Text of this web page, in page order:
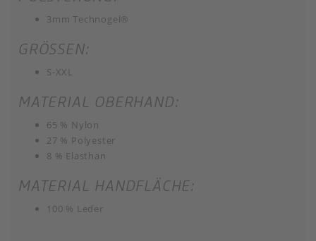
3mm Technogel®
GRÖSSEN:
S-XXL
MATERIAL OBERHAND:
65 % Nylon
27 % Polyester
8 % Elasthan
MATERIAL HANDFLÄCHE:
100 % Leder